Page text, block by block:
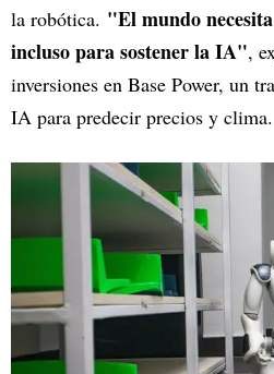
la robótica. "El mundo
incluso para sostener la IA",
inversiones en Base Power, un
IA para predecir precios y clima.